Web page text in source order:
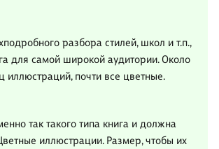
разбора стилей, школ и т.п.,
для самой широкой аудитории. Около
иллюстраций, почти все цветные.
так такого типа книга и должна
иллюстрации. Размер, чтобы их